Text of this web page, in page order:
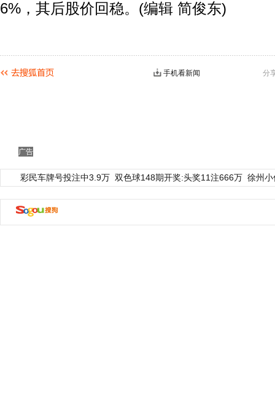
6%，其后股价回稳。(编辑 简俊东)
分
手机看新闻
广告
彩民车牌号投注中3.9万 双色球148期开奖:头奖11注666万 徐州